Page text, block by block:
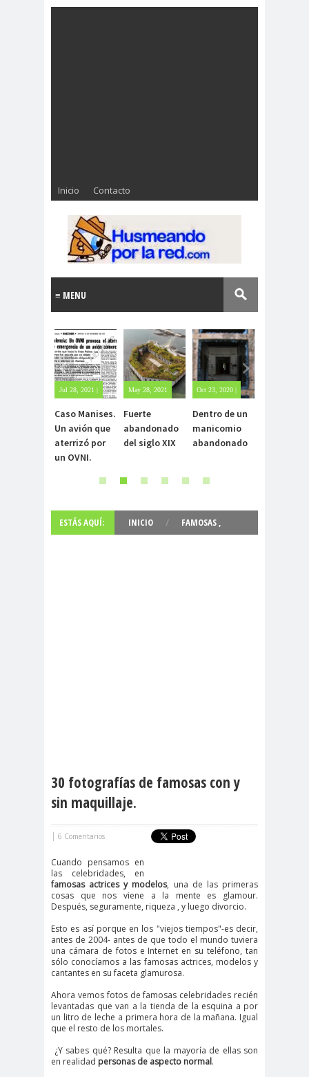
Inicio Contacto
Jul 28, 2021 |
comentarios
Caso Manises.
Un avión que
aterrizó por
un OVNI.
May 28, 2021
comentarios
Fuerte
abandonado
del siglo XIX
Oct 23, 2020 |
comentarios
Dentro de un
manicomio
abandonado
ESTÁS AQUÍ: INICIO / FAMOSAS ,
30 fotografías de famosas con y
sin maquillaje.
| 6 Comentarios
Cuando pensamos en
las celebridades, en
famosas actrices y modelos, una de las primeras
cosas que nos viene a la mente es glamour.
Después, seguramente, riqueza , y luego divorcio.
Esto es así porque en los "viejos tiempos"-es decir,
antes de 2004- antes de que todo el mundo tuviera
una cámara de fotos e Internet en su teléfono, tan
sólo conocíamos a las famosas actrices, modelos y
cantantes en su faceta glamurosa.
Ahora vemos fotos de famosas celebridades recién
levantadas que van a la tienda de la esquina a por
un litro de leche a primera hora de la mañana. Igual
que el resto de los mortales.
¿Y sabes qué? Resulta que la mayoría de ellas son
en realidad personas de aspecto normal.